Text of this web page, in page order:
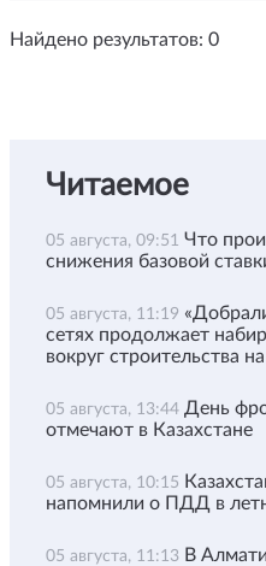
Найдено результатов: 0
Читаемое
05 августа, 09:51 Что
снижения базовой
05 августа, 11:19
сетях продолжает
вокруг строительства
05 августа, 13:44 День
отмечают в Казахстане
05 августа, 10:15
напомнили о ПДД в
05 августа, 11:13 В